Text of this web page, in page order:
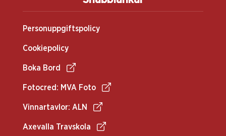
Personuppgiftspolicy
Cookiepolicy
Boka Bord
Fotocred: MVA Foto
Vinnartavlor: ALN
Axevalla Travskola